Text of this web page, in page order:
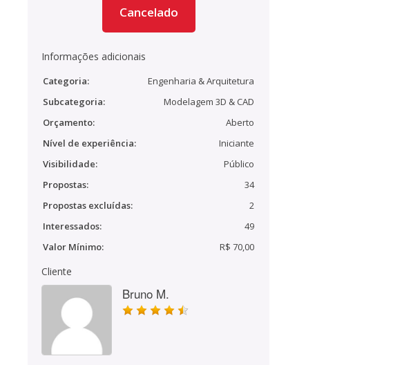
Cancelado
Informações adicionais
Categoria:
Engenharia & Arquitetura
Subcategoria:
Modelagem 3D & CAD
Orçamento:
Aberto
Nível de experiência:
Iniciante
Visibilidade:
Público
Propostas:
34
Propostas excluídas:
2
Interessados:
49
Valor Mínimo:
R$ 70,00
Cliente
Bruno M.